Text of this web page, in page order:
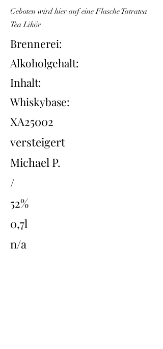
Geboten wird hier auf eine Flasche Tatratea
Tea Likör
Brennerei:
Alkoholgehalt:
Inhalt:
Whiskybase:
XA25002
versteigert
Michael P.
/
52%
0,7l
n/a